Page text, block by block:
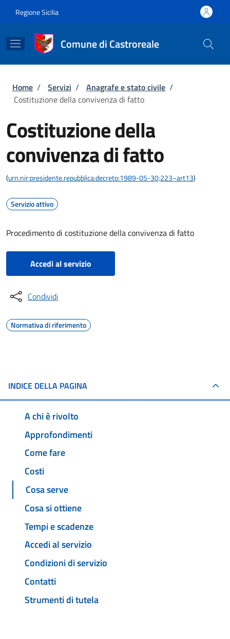
Regione Sicilia
Comune di Castroreale
Briciole di pane
Home / Servizi / Anagrafe e stato civile /
Costituzione della convivenza di fatto
Costituzione della
convivenza di fatto
(urn:nir:presidente.repubblica:decreto:1989-05-30;223~art13)
Servizio attivo
Procedimento di costituzione della convivenza di fatto
Accedi al servizio
Condividi
Normativa di riferimento
INDICE DELLA PAGINA
A chi è rivolto
Approfondimenti
Come fare
Costi
Cosa serve
Cosa si ottiene
Tempi e scadenze
Accedi al servizio
Condizioni di servizio
Contatti
Strumenti di tutela